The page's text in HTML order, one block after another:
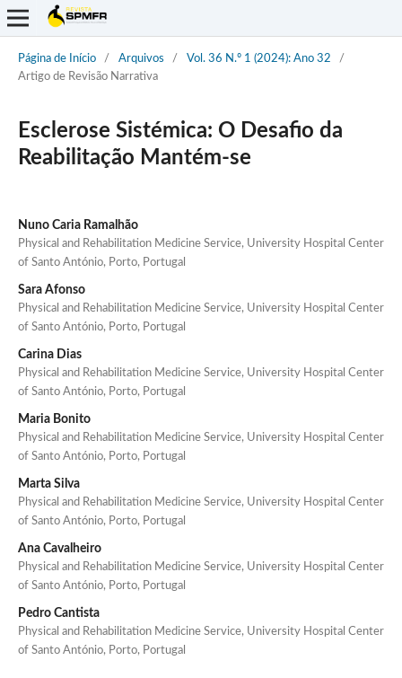
Página de Início / Arquivos / Vol. 36 N.º 1 (2024): Ano 32
/
Artigo de Revisão Narrativa
Esclerose Sistémica: O Desafio da
Reabilitação Mantém-se
Nuno Caria Ramalhão
Physical and Rehabilitation Medicine Service, University Hospital Center
of Santo António, Porto, Portugal
Sara Afonso
Physical and Rehabilitation Medicine Service, University Hospital Center
of Santo António, Porto, Portugal
Carina Dias
Physical and Rehabilitation Medicine Service, University Hospital Center
of Santo António, Porto, Portugal
Maria Bonito
Physical and Rehabilitation Medicine Service, University Hospital Center
of Santo António, Porto, Portugal
Marta Silva
Physical and Rehabilitation Medicine Service, University Hospital Center
of Santo António, Porto, Portugal
Ana Cavalheiro
Physical and Rehabilitation Medicine Service, University Hospital Center
of Santo António, Porto, Portugal
Pedro Cantista
Physical and Rehabilitation Medicine Service, University Hospital Center
of Santo António, Porto, Portugal